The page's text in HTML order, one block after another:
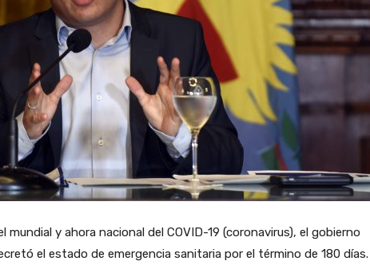
mundial y ahora nacional del COVID-19 (coronavirus), el gobierno
el estado de emergencia sanitaria por el término de 180 días.